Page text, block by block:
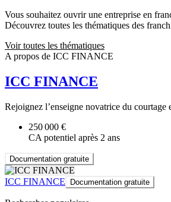
Vous souhaitez ouvrir une entreprise en
Découvrez toutes les thématiques des
Voir toutes les thématiques
A propos de ICC FINANCE
ICC FINANCE
Rejoignez l’enseigne novatrice du
250 000 €
CA potentiel après 2 ans
Documentation gratuite
ICC FINANCE Documentation gratuite